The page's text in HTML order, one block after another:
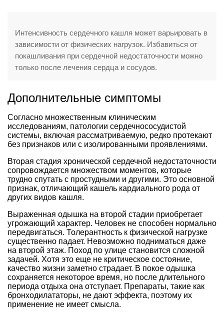
Интенсивность сердечного кашля может варьировать в
зависимости от физических нагрузок. Избавиться от
покашливания при сердечной недостаточности можно
только после лечения сердца и сосудов.
Дополнительные симптомы
Согласно множественным клиническим
исследованиям, патологии сердечнососудистой
системы, включая рассматриваемую, редко протекают
без признаков или с изолированными проявлениями.
Вторая стадия хронической сердечной недостаточности
сопровождается множеством моментов, которые
трудно спутать с простудными и другими. Это основной
признак, отличающий кашель кардиального рода от
других видов кашля.
Выраженная одышка на второй стадии приобретает
угрожающий характер. Человек не способен нормально
передвигаться. Толерантность к физической нагрузке
существенно падает. Невозможно подниматься даже
на второй этаж. Поход по улице становится сложной
задачей. Хотя это еще не критическое состояние,
качество жизни заметно страдает. В покое одышка
сохраняется некоторое время, но после длительного
периода отдыха она отступает. Препараты, такие как
бронходилататоры, не дают эффекта, поэтому их
применение не имеет смысла.